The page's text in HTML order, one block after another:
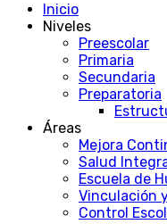
Inicio
Niveles
Preescolar
Primaria
Secundaria
Preparatoria
Áreas
Mejora
Salud
Escuela de
Vinculación
Control